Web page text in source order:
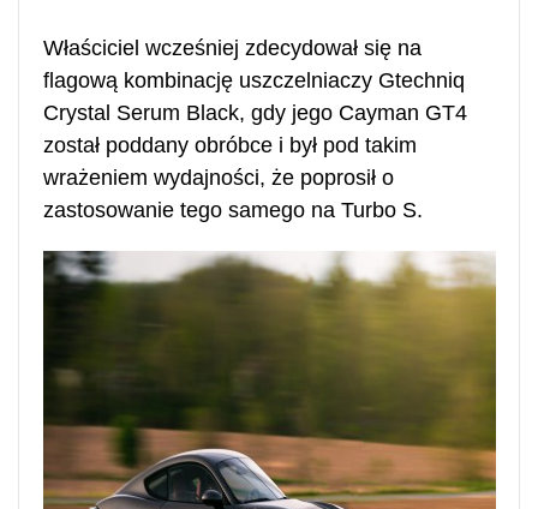
Właściciel wcześniej zdecydował się na
flagową kombinację uszczelniaczy Gtechniq
Crystal Serum Black, gdy jego Cayman GT4
został poddany obróbce i był pod takim
wrażeniem wydajności, że poprosił o
zastosowanie tego samego na Turbo S.